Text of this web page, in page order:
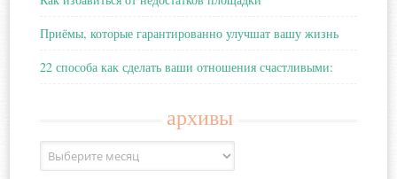
Приёмы, которые гарантированно улучшат вашу жизнь
22 способа как сделать ваши отношения счастливыми:
архивы
Архивы